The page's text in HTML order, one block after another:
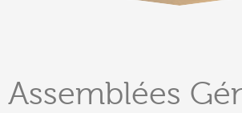
Assemblées